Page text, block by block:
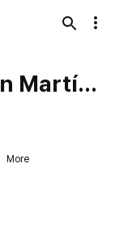
Martín
More